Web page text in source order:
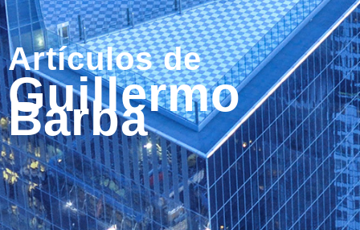
Artículos de
Guillermo
Barba